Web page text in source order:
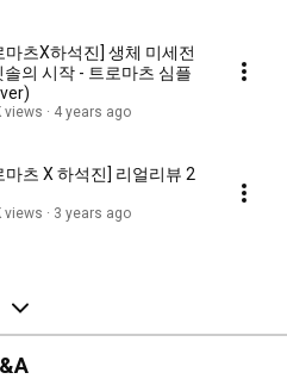
마츠X하석진] 생체 미세전
솔의 시작 - 트로마츠 심플
views 4 years ago
마츠 X 하석진] 리얼리뷰 2
views 3 years ago